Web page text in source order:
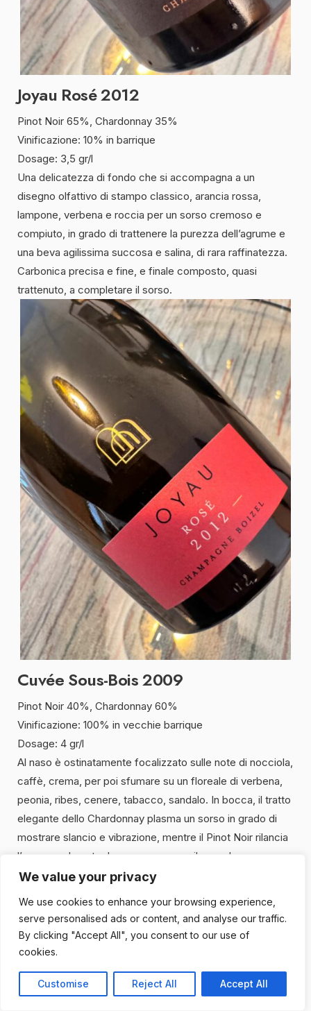
We value your privacy
We use cookies to enhance your browsing experience,
serve personalised ads or content, and analyse our traffic.
By clicking "Accept All", you consent to our use of
cookies.
Customise Reject All Accept All
Joyau Rosé 2012
Pinot Noir 65%, Chardonnay 35%
Vinificazione: 10% in barrique
Dosage: 3,5 gr/l
Una delicatezza di fondo che si accompagna a un
disegno olfattivo di stampo classico, arancia rossa,
lampone, verbena e roccia per un sorso cremoso e
compiuto, in grado di trattenere la purezza dell’agrume e
una beva agilissima succosa e salina, di rara raffinatezza.
Carbonica precisa e fine, e finale composto, quasi
trattenuto, a completare il sorso.
Cuvée Sous-Bois 2009
Pinot Noir 40%, Chardonnay 60%
Vinificazione: 100% in vecchie barrique
Dosage: 4 gr/l
Al naso è ostinatamente focalizzato sulle note di nocciola,
caffè, crema, per poi sfumare su un floreale di verbena,
peonia, ribes, cenere, tabacco, sandalo. In bocca, il tratto
elegante dello Chardonnay plasma un sorso in grado di
mostrare slancio e vibrazione, mentre il Pinot Noir rilancia
l’agrume, al centro bocca, per uno sviluppo denso,
minerale, agilissimo. Infine, una bollicina fine e
materia ricca ma mai saturante, bensì agile e articolata,
culminano in un finale dalla lunga persistenza. Coup de
coeur.